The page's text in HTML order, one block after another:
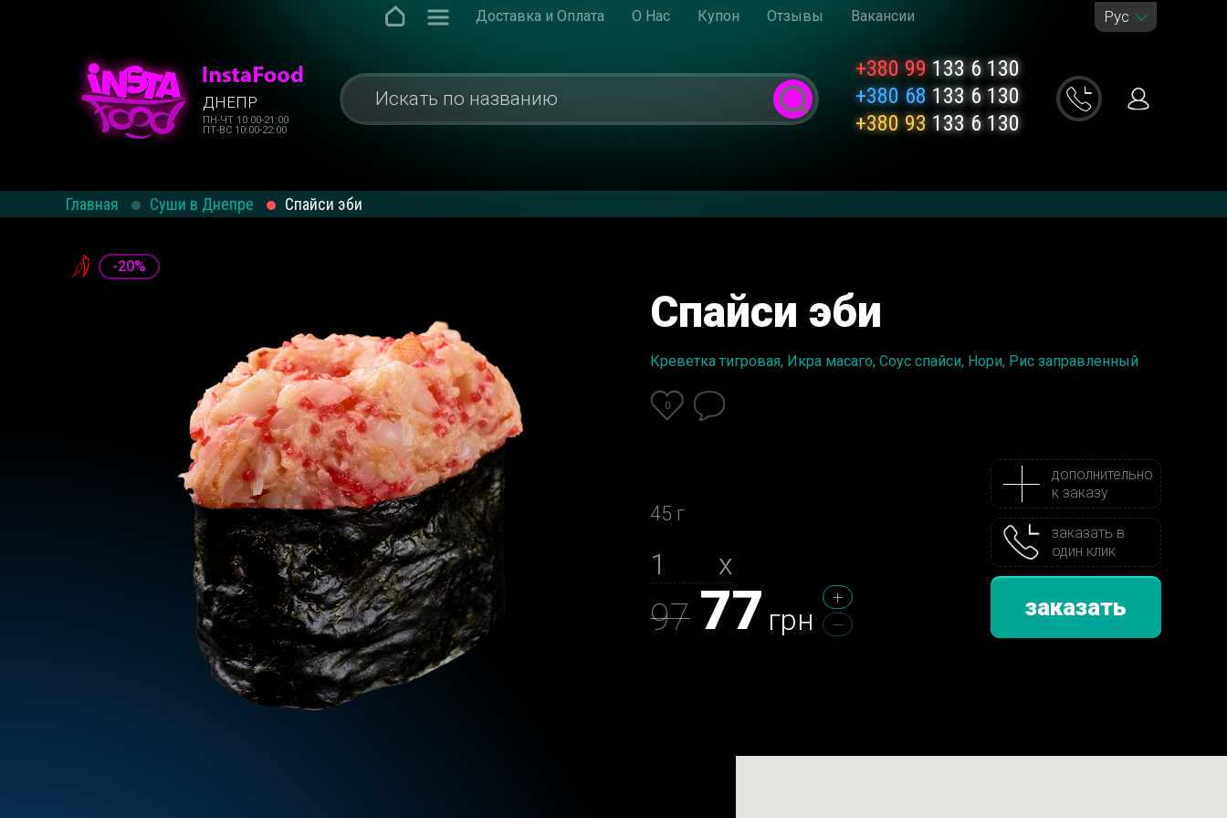
Доставка и Оплата О Нас Купон Отзывы Вакансии Рус
ДНЕПР
ПН-ЧТ 10:00-21:00
ПТ-ВС 10:00-22:00
+380 99133 6 130
+380 68 133 6 130
+380 93 133 6 130
Главная Суши в Днепре Спайси эби
-20%
Спайси эби
Креветка тигровая, Икра масаго, Соус спайси, Нори, Рис заправленный
0
45 г
х
97 77 грн
дополнительно
к заказу
заказать в
один клик
заказать